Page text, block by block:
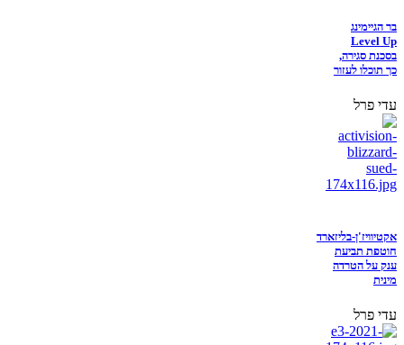
בר הגיימינג
Level Up
בסכנת סגירה,
כך תוכלו לעזור
עדי פרל
אקטיוויז'ן-בליזארד
חוטפת תביעת
ענק על הטרדה
מינית
עדי פרל